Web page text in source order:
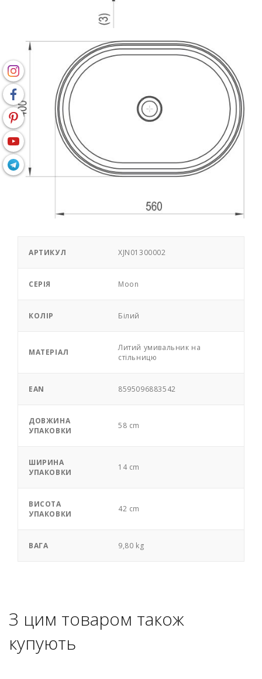
АРТИКУЛ XJN01300002
СЕРІЯ Moon
КОЛІР Білий
МАТЕРІАЛ
Литий умивальник на
стільницю
EAN 8595096883542
ДОВЖИНА
УПАКОВКИ
58 cm
ШИРИНА
УПАКОВКИ
14 cm
ВИСОТА
УПАКОВКИ
42 cm
ВАГА 9,80 kg
З цим товаром також
купують